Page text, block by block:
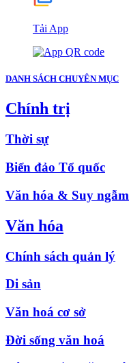
Tải App
DANH SÁCH CHUYÊN MỤC
Chính trị
Thời sự
Biển đảo Tổ quốc
Văn hóa & Suy ngẫm
Văn hóa
Chính sách quản lý
Di sản
Văn hoá cơ sở
Đời sống văn hoá